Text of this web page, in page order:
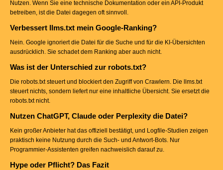
Nutzen. Wenn Sie eine technische Dokumentation oder ein API-Produkt
betreiben, ist die Datei dagegen oft sinnvoll.
Verbessert llms.txt mein Google-Ranking?
Nein. Google ignoriert die Datei für die Suche und für die KI-Übersichten
ausdrücklich. Sie schadet dem Ranking aber auch nicht.
Was ist der Unterschied zur robots.txt?
Die robots.txt steuert und blockiert den Zugriff von Crawlern. Die llms.txt
steuert nichts, sondern liefert nur eine inhaltliche Übersicht. Sie ersetzt die
robots.txt nicht.
Nutzen ChatGPT, Claude oder Perplexity die Datei?
Kein großer Anbieter hat das offiziell bestätigt, und Logfile-Studien zeigen
praktisch keine Nutzung durch die Such- und Antwort-Bots. Nur
Programmier-Assistenten greifen nachweislich darauf zu.
Hype oder Pflicht? Das Fazit